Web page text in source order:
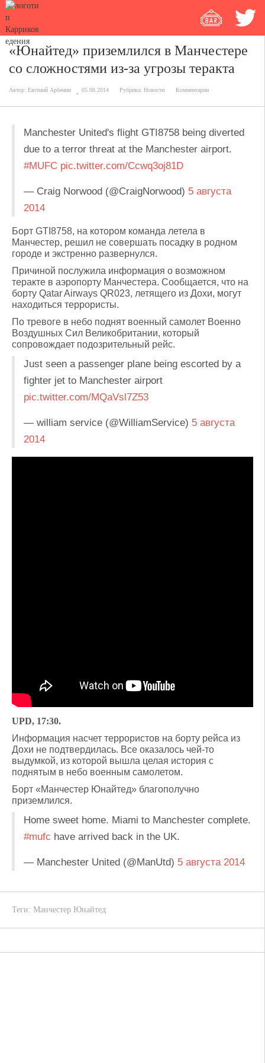
«Юнайтед» приземлился в Манчестере
со сложностями из-за угрозы теракта
Автор: Евгений Арбенин 05.08.2014 Рубрика: Новости Комментарии
Manchester United's flight GTI8758 being diverted
due to a terror threat at the Manchester airport.
#MUFC pic.twitter.com/Ccwq3oj81D
— Craig Norwood (@CraigNorwood) 5 августа
2014
Борт GTI8758, на котором команда летела в
Манчестер, решил не совершать посадку в родном
городе и экстренно развернулся.
Причиной послужила информация о возможном
теракте в аэропорту Манчестера. Сообщается, что на
борту Qatar Airways QR023, летящего из Дохи, могут
находиться террористы.
По тревоге в небо поднят военный самолет Военно
Воздушных Сил Великобритании, который
сопровождает подозрительный рейс.
Just seen a passenger plane being escorted by a
fighter jet to Manchester airport
pic.twitter.com/MQaVsl7Z53
— william service (@WilliamService) 5 августа
2014
UPD, 17:30.
Информация насчет террористов на борту рейса из
Дохи не подтвердилась. Все оказалось чей-то
выдумкой, из которой вышла целая история с
поднятым в небо военным самолетом.
Борт «Манчестер Юнайтед» благополучно
приземлился.
Home sweet home. Miami to Manchester complete.
#mufc have arrived back in the UK.
— Manchester United (@ManUtd) 5 августа 2014
Теги: Манчестер Юнайтед